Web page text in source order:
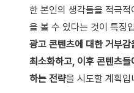
한 본인의 생각들을 적극
을 볼 수 있다는 것이 특징
광고 콘텐츠에 대한 거부
최소화하고, 이후 콘텐츠
하는 전략을 시도할 계획